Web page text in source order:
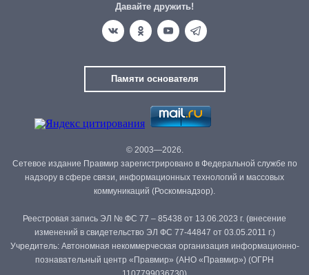
Давайте дружить!
Памяти основателя
© 2003—2026.
Сетевое издание Правмир зарегистрировано в Федеральной службе по
надзору в сфере связи, информационных технологий и массовых
коммуникаций (Роскомнадзор).
Реестровая запись ЭЛ № ФС 77 – 85438 от 13.06.2023 г. (внесение
изменений в свидетельство ЭЛ ФС 77-44847 от 03.05.2011 г.)
Учредитель: Автономная некоммерческая организация информационно-
познавательный центр «Правмир» (АНО «Правмир») (ОГРН